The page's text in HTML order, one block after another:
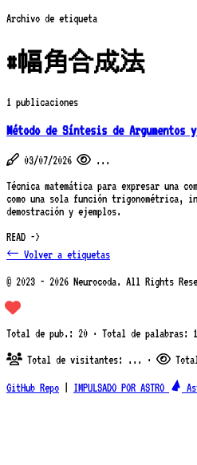
Archivo de etiqueta
#幅角合成法
1 publicaciones
Método de Síntesis de Argumentos
03/07/2026
...
Técnica matemática para expresar una
como una sola función trigonométrica,
demostración y ejemplos.
READ ->
← Volver a etiquetas
© 2023 - 2026 Neurocoda. All Rights
Total de pub.: 20 · Total de palabras:
Total de visitantes: ... ·
GitHub Repo IMPULSADO POR ASTRO